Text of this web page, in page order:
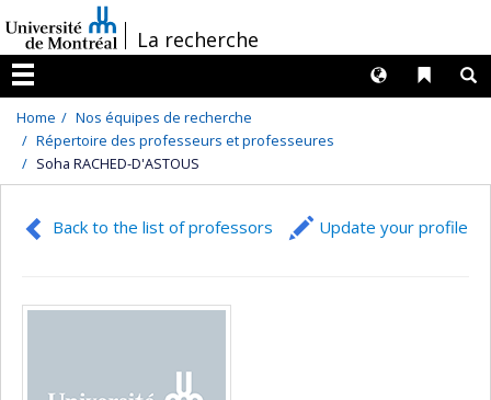
au
contenu
/La recherche
Menu
Liens
Langues
Home
Nos équipes de recherche
Répertoire des professeurs et professeures
Soha RACHED-D'ASTOUS
Back to the list of professors Update your profile